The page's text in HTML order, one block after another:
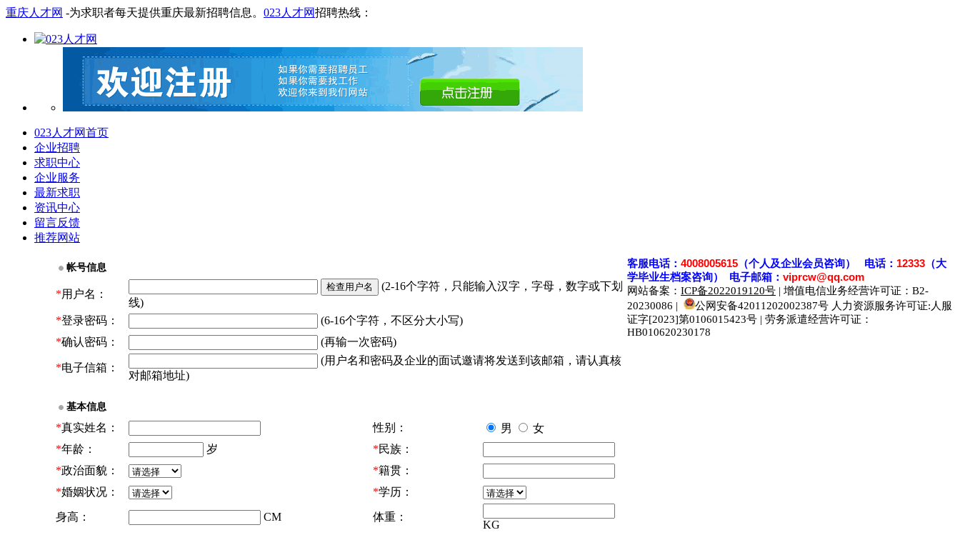
重庆人才网 -为求职者每天提供重庆最新招聘信息。 023人才网招聘热线：
023人才网首页
企业招聘
求职中心
企业服务
最新求职
资讯中心
留言反馈
推荐网站
帐号信息
*用户名：
(2-16个字符，只能输入汉字，字母，数字或下划
线)
*登录密码：
(6-16个字符，不区分大小写)
*确认密码： (再输一次密码)
*电子信箱：
(用户名和密码及企业的面试邀请将发送到该邮箱，请认真核
对邮箱地址)
基本信息
*真实姓名： 性别： 男
女
*年龄： 岁 *民族：
*政治面貌： *籍贯：
*婚姻状况： *学历：
身高： CM 体重：
KG
客服电话： 4008005615 （个人及企业会员咨询） 电话： 12333 （大
学毕业生档案咨询） 电子邮箱： viprcw@qq.com
网站备案： ICP备2022019120号 | 增值电信业务经营许可证：B2-
20230086 |
公网安备42011202002387号 人力资源服务许可证:人服
证字[2023]第0106015423号 | 劳务派遣经营许可证：
HB010620230178